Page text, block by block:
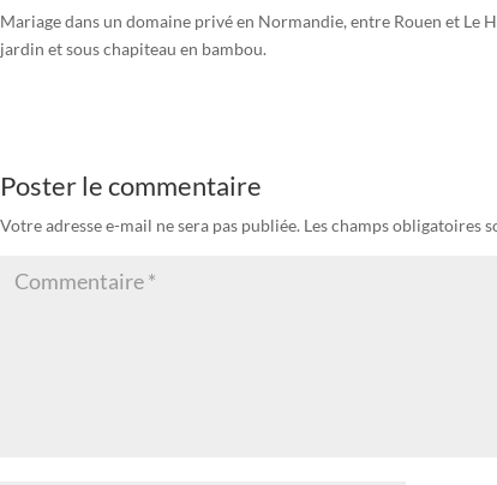
Mariage dans un domaine privé en Normandie, entre Rouen et Le
jardin et sous chapiteau en bambou.
Poster le commentaire
Votre adresse e-mail ne sera pas publiée. Les champs obligatoires